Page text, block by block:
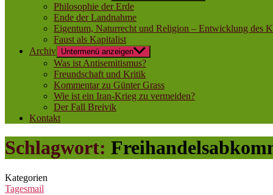
Philosophie der Erde
Ende der Landnahme
Eigentum, Naturrecht und Religion – Entwicklung des
Faust als Kapitalist
Archiv Untermenü anzeigen
Was ist Antisemitismus?
Freundschaft und Kritik
Kommentar zu Günter Grass
Wie ist ein Iran-Krieg zu vermeiden?
Der Fall Breivik
Kontakt
Schlagwort:
Kategorien
Tagesmail